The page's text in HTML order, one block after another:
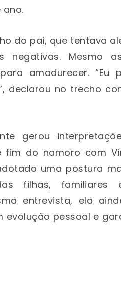
ano.
do pai, que tentava
negativas. Mesmo
amadurecer.
declarou no trecho
gerou
do namoro com
uma postura
filhas, familiares
entrevista, ela
pessoal e